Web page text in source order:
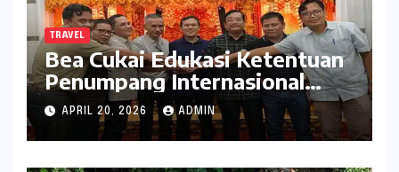
TRAVEL
Bea Cukai Edukasi Ketentuan
Penumpang Internasional
kepada Pelaku Usaha Travel
APRIL 20, 2026 ADMIN